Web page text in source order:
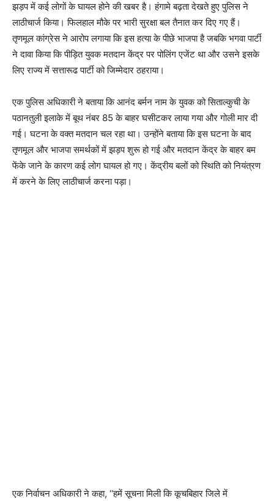
झड़प में कई लोगों के घायल होने की खबर है। हंगामे बढ़ता देखते हुए पुलिस ने
लाठीचार्ज किया। फिलहाल मौके पर भारी सुरक्षा बल तैनात कर दिए गए हैं।
तृणमूल कांग्रेस ने आरोप लगाया कि इस हत्या के पीछे भाजपा है जबकि भगवा पार्टी
ने दावा किया कि पीड़ित युवक मतदान केंद्र पर पोलिंग एजेंट था और उसने इसके
लिए राज्य में सत्तारूढ पार्टी को जिम्मेदार ठहराया।
एक पुलिस अधिकारी ने बताया कि आनंद बर्मन नाम के युवक को सिताल्कुची के
पठानतुली इलाके में बूथ नंबर 85 के बाहर घसीटकर लाया गया और गोली मार दी
गई। घटना के वक्त मतदान चल रहा था। उन्होंने बताया कि इस घटना के बाद
तृणमूल और भाजपा समर्थकों में झड़प शुरू हो गई और मतदान केंद्र के बाहर बम
फेंके जाने के कारण कई लोग घायल हो गए। केंद्रीय बलों को स्थिति को नियंत्रण
में करने के लिए लाठीचार्ज करना पड़ा।
एक निर्वाचन अधिकारी ने कहा, ‘‘हमें सूचना मिली कि कूचबिहार जिले में